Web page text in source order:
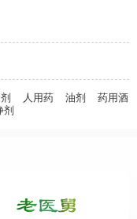
人用药 油剂
药用酒
剂